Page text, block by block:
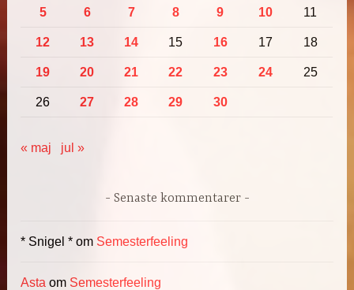
5 6 7 8 9 10 11
12 13 14 15 16 17 18
19 20 21 22 23 24 25
26 27 28 29 30
« maj jul »
Senaste kommentarer
* Snigel * om Semesterfeeling
Asta om Semesterfeeling